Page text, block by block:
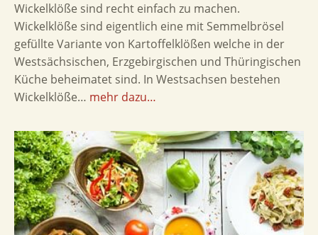
Wickelklöße sind recht einfach zu machen.
Wickelklöße sind eigentlich eine mit Semmelbrösel
gefüllte Variante von Kartoffelklößen welche in der
Westsächsischen, Erzgebirgischen und Thüringischen
Küche beheimatet sind. In Westsachsen bestehen
Wickelklöße… mehr dazu…